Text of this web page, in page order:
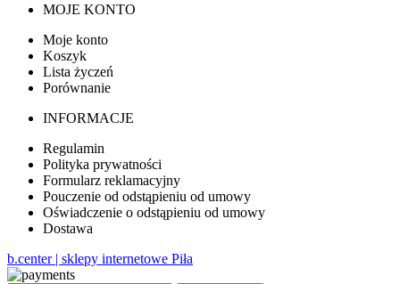
MOJE KONTO
Moje konto
Koszyk
Lista życzeń
Porównanie
INFORMACJE
Regulamin
Polityka prywatności
Formularz reklamacyjny
Pouczenie od odstąpieniu od umowy
Oświadczenie o odstąpieniu od umowy
Dostawa
b.center | sklepy internetowe Piła